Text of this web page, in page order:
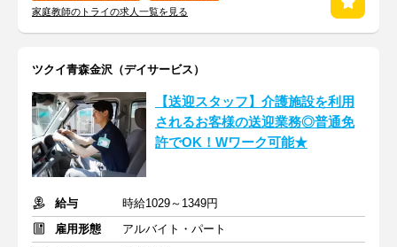
家庭教師のトライの求人一覧を見る
ツクイ青森金沢（デイサービス）
【送迎スタッフ】介護施設を利用
されるお客様の送迎業務◎普通免
許でOK！Wワーク可能★
給与
時給1029～1349円
雇用形態
アルバイト・パート